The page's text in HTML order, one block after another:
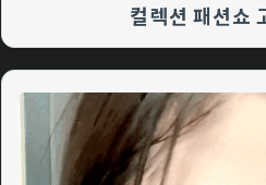
컬렉션 패션쇼